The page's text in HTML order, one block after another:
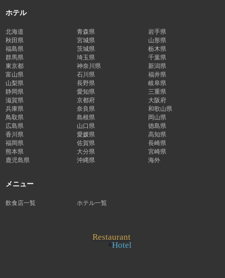
ホテル
北海道 青森県
岩手県
秋田県
宮城県
山形県
福島県
茨城県
栃木県
群馬県
埼玉県
千葉県
東京都
神奈川県
新潟県
富山県
石川県
福井県
山梨県
長野県
岐阜県
静岡県
愛知県
三重県
滋賀県
京都府
大阪府
兵庫県
奈良県
和歌山県
鳥取県
島根県
岡山県
広島県
山口県
徳島県
香川県
愛媛県
高知県
福岡県
佐賀県
長崎県
熊本県
大分県
宮崎県
鹿児島県
沖縄県 海外
メニュー
飲食店一覧 ホテル一覧